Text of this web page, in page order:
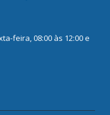
feira, 08:00 às 12:00 e